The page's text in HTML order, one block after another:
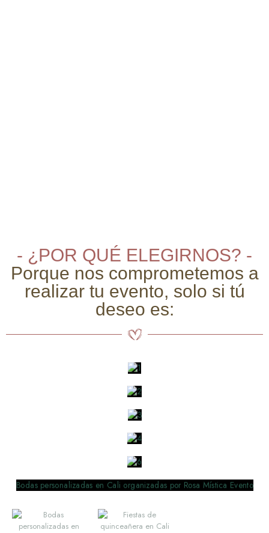
- ¿POR QUÉ ELEGIRNOS? -
Porque nos comprometemos a
realizar tu evento, solo si tú
deseo es: